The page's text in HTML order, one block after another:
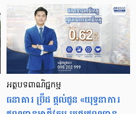
អត្ថបទពាណិជ្ជកម្ម
ធនាគារ ប្រ៊ីដ ផ្តល់ជូន «យុទ្ធនាការ